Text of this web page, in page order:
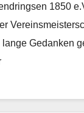
1850
lange Gedanken